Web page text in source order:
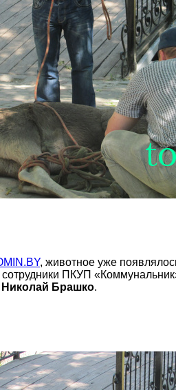
, животное уже
ПКУП
Николай Брашко.